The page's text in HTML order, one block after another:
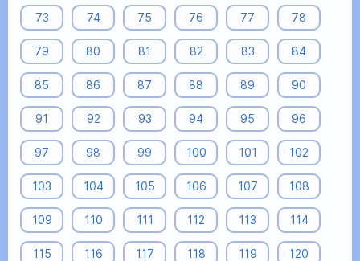
73 74 75 76 77 78
79 80 81 82 83 84
85 86 87 88 89 90
91 92 93 94 95 96
97 98 99 100 101 102
103 104 105 106 107 108
109 110 111 112 113 114
115 116 117 118 119 120